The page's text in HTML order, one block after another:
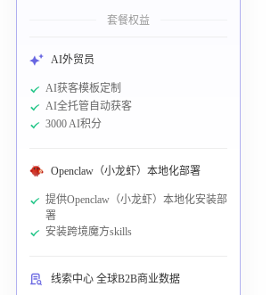
套餐权益
AI外贸员
AI获客模板定制
AI全托管自动获客
3000 AI积分
Openclaw（小龙虾）本地化部署
提供Openclaw（小龙虾）本地化安装部
署
安装跨境魔方skills
线索中心 全球B2B商业数据